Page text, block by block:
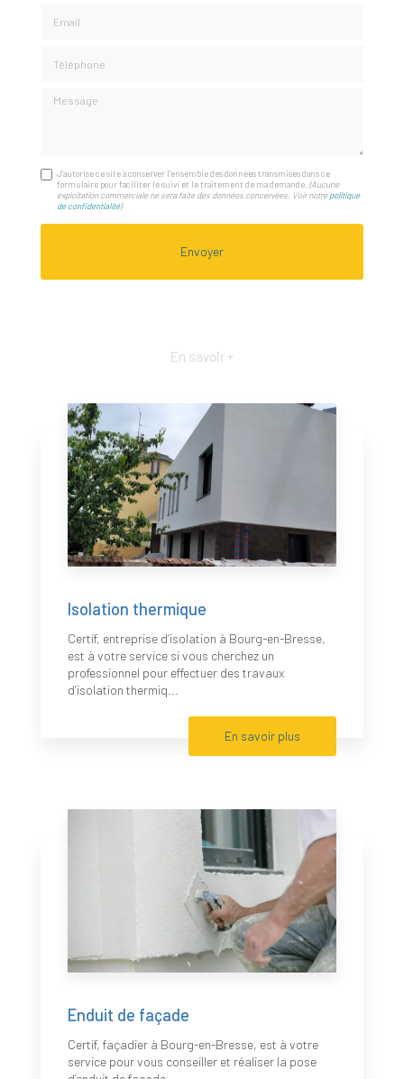
Message
J'autorise ce site à conserver l'ensemble des données transmises dans ce
formulaire pour faciliter le suivi et le traitement de ma demande.(Aucune
exploitation commerciale ne sera faite des données concervées. Voir notrepolitique
de confidentialité)
En savoir +
Isolation thermique
Certif, entreprise d’isolation à Bourg-en-Bresse,
est à votre service si vous cherchez un
professionnel pour effectuer des travaux
d’isolation thermiq...
En savoir plus
Enduit de façade
Certif, façadier à Bourg-en-Bresse, est à votre
service pour vous conseiller et réaliser la pose